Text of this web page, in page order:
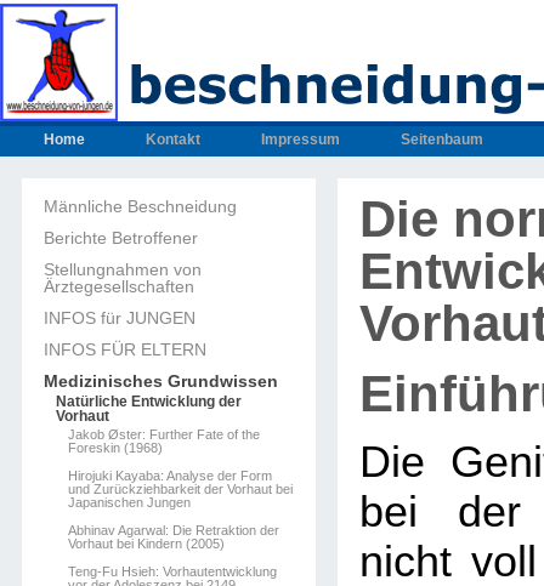
Home Kontakt Impressum Seitenbaum
Männliche Beschneidung
Berichte Betroffener
Stellungnahmen von
Ärztegesellschaften
INFOS für JUNGEN
INFOS FÜR ELTERN
Medizinisches Grundwissen
Natürliche Entwicklung der
Vorhaut
Jakob Øster: Further Fate of the
Foreskin (1968)
Hirojuki Kayaba: Analyse der Form
und Zurückziehbarkeit der Vorhaut bei
Japanischen Jungen
Abhinav Agarwal: Die Retraktion der
Vorhaut bei Kindern (2005)
Teng-Fu Hsieh: Vorhautentwicklung
Die
Die
bei der
nicht